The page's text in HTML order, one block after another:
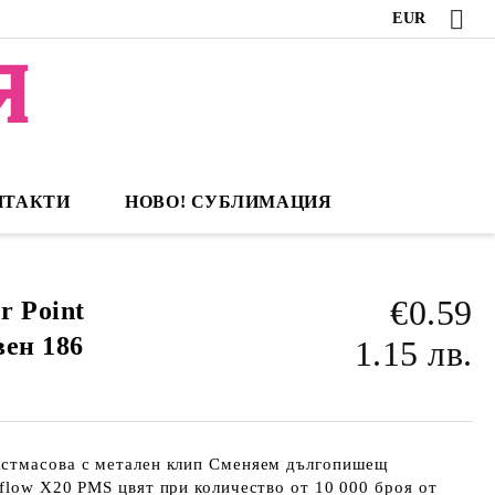
EUR
НОВО! СУБЛИМАЦИЯ
Point
186
€0.59
1.15 лв.
с метален клип Сменяем дългопишещ
Х20 PMS цвят при количество от 10 000 броя от